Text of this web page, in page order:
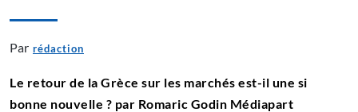
Par rédaction
Le retour de la Grèce sur les marchés est-il une si
bonne nouvelle ? par Romaric Godin Médiapart